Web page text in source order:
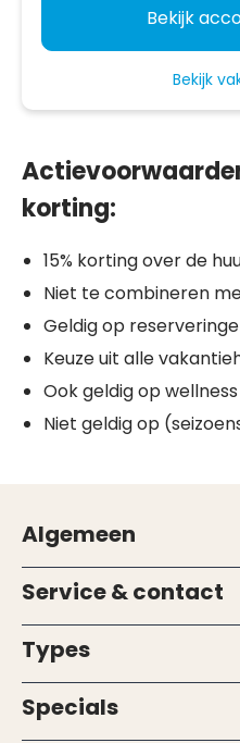
Bekijk
Bekijk
korting:
15% korting over de
Niet te combineren
Geldig op
Keuze uit alle
Ook geldig op
Niet geldig op
Algemeen
Service & contact
Types
Specials